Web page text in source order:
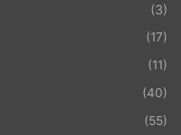
(3)
(17)
(11)
(40)
(55)